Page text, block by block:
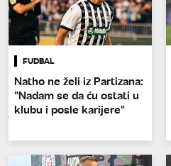
FUDBAL
Natho ne želi iz Partizana:
"Nadam se da ću ostati u
klubu i posle karijere"